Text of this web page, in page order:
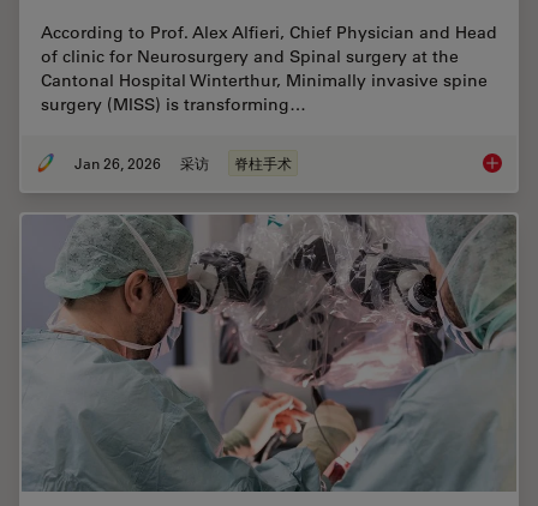
According to Prof. Alex Alfieri, Chief Physician and Head
of clinic for Neurosurgery and Spinal surgery at the
Cantonal Hospital Winterthur, Minimally invasive spine
surgery (MISS) is transforming…
Jan 26, 2026 采访 脊柱手术